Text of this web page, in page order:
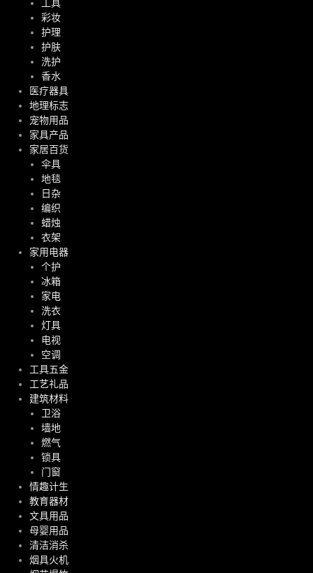
工具
彩妆
护理
护肤
洗护
香水
医疗器具
地理标志
宠物用品
家具产品
家居百货
伞具
地毯
日杂
编织
蜡烛
衣架
家用电器
个护
冰箱
家电
洗衣
灯具
电视
空调
工具五金
工艺礼品
建筑材料
卫浴
墙地
燃气
锁具
门窗
情趣计生
教育器材
文具用品
母婴用品
清洁消杀
烟具火机